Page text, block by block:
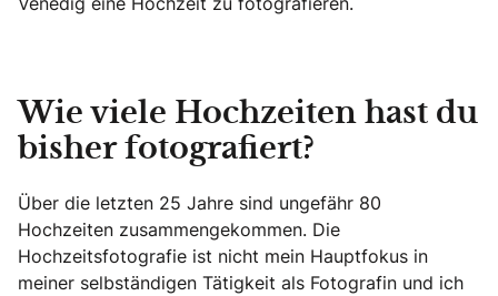
Wie viele Hochzeiten hast du
bisher fotografiert?
Über die letzten 25 Jahre sind ungefähr 80
Hochzeiten zusammengekommen. Die
Hochzeitsfotografie ist nicht mein Hauptfokus in
meiner selbständigen Tätigkeit als Fotografin und ich